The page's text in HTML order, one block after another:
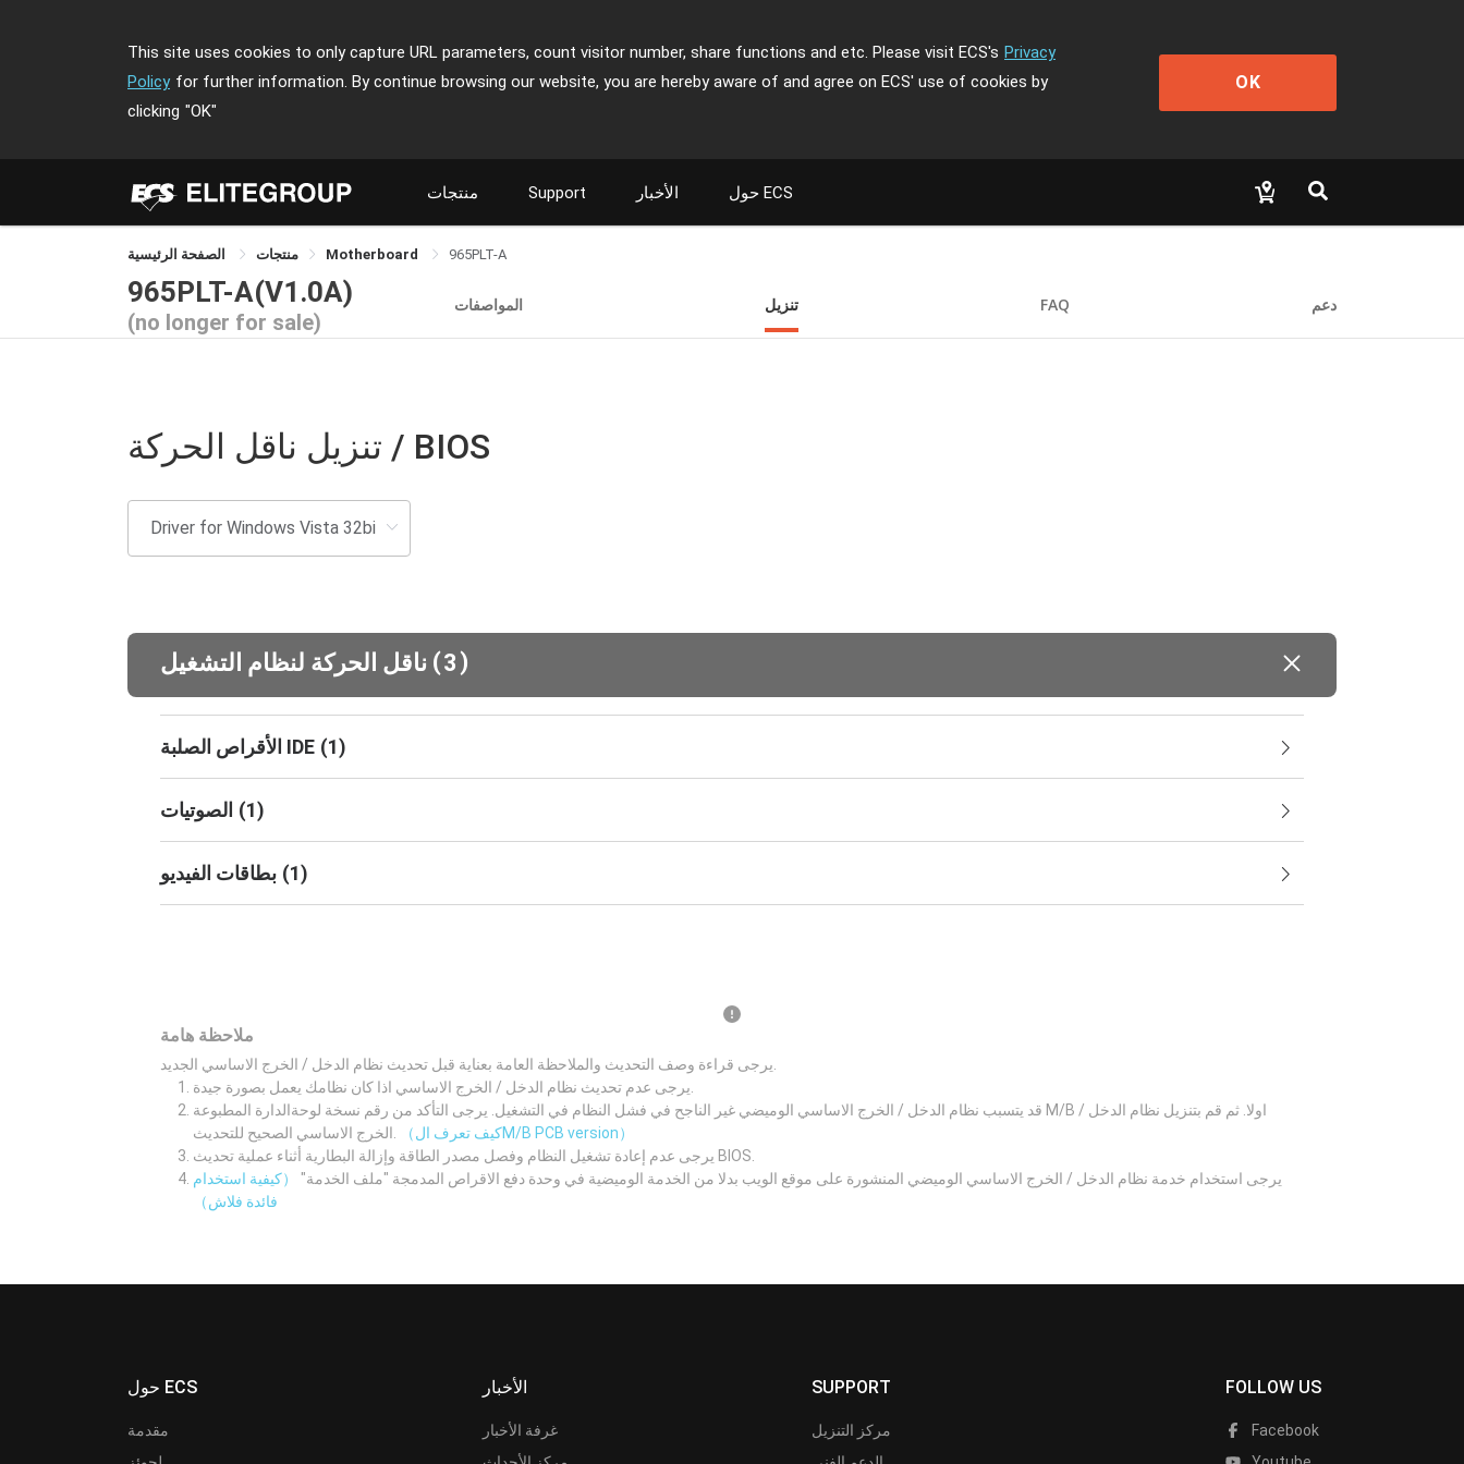
This site uses cookies to only capture URL parameters, count visitor number, share functions and etc. Please visit ECS's Privacy
Policy for further information. By continue browsing our website, you are hereby aware of and agree on ECS' use of cookies by
clicking "OK"
OK
منتجات Support الأخبار حول ECS
منتجات Motherboard 965PLT-A
965PLT-A(V1.0A)
(no longer for sale)
المواصفات تنزيل FAQ دعم
تنزيل ناقل الحركة / BIOS
(3 )
الأقراص الصلبة IDE (1)
الصوتيات (1)
بطاقات الفيديو (1)
ملاحظة هامة
قد يتسبب نظام الدخل / الخرج الاساسي الوميضي غير الناجح في فشل النظام في التشغيل. يرجى التأكد من رقم نسخة لوحةالدارة المطبوعة M/B اولا. ثم قم بتنزيل نظام الدخل /
（كيف تعرف الM/B PCB version）
يرجى عدم إعادة تشغيل النظام وفصل مصدر الطاقة وإزالة البطارية أثناء عملية تحديث BIOS.
يرجى استخدام خدمة نظام الدخل / الخرج الاساسي الوميضي المنشورة على موقع الويب بدلا من الخدمة الوميضية في وحدة دفع الاقراص المدمجة "ملف الخدمة"
（كيفية استخدام
فائدة فلاش）
حول ECS
مقدمة
الأخبار
غرفة الأخبار
SUPPORT
مركز التنزيل
FOLLOW US
Facebook